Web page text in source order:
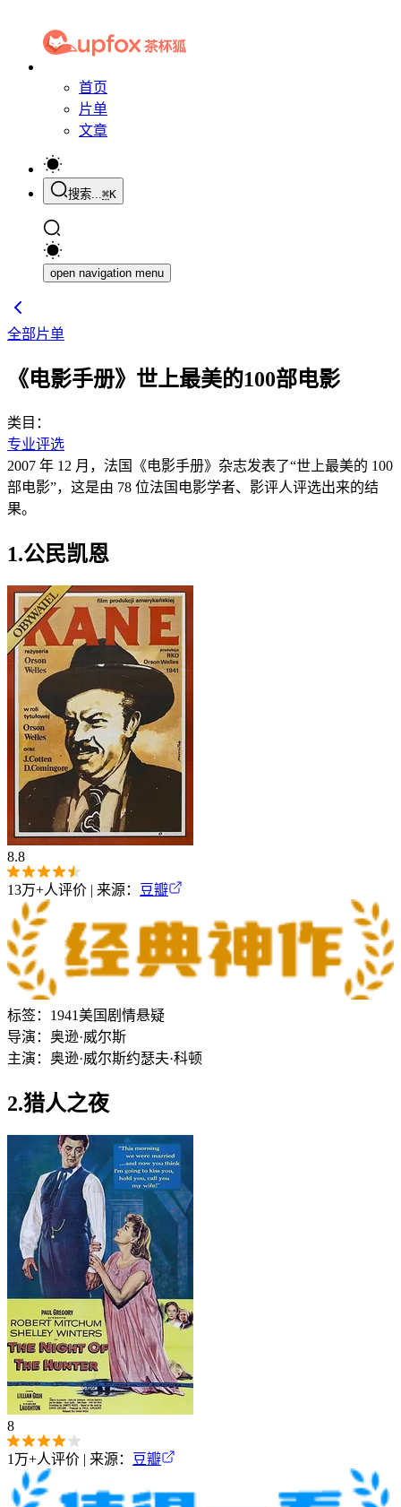
首页
片单
文章
搜索...⌘K
open navigation menu
全部片单
《电影手册》世上最美的100部电影
类目：
专业评选
2007 年 12 月，法国《电影手册》杂志发表了“世上最美的 100
部电影”，这是由 78 位法国电影学者、影评人评选出来的结
果。
1.公民凯恩
8.8
13万+人评价 | 来源： 豆瓣
标签： 1941美国 剧情悬疑
导演： 奥逊·威尔斯
主演： 奥逊·威尔斯约瑟夫·科顿
2.猎人之夜
8
1万+人评价 | 来源： 豆瓣